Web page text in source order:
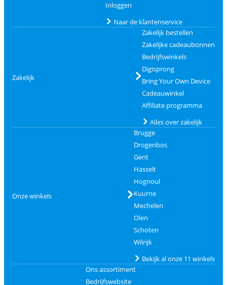
Inloggen
Naar de klantenservice
Zakelijk
Zakelijk bestellen
Zakelijke cadeaubonnen
Bedrijfswinkels
Digisprong
Bring Your Own Device
Cadeauwinkel
Affiliate programma
Alles over zakelijk
Onze winkels
Brugge
Drogenbos
Gent
Hasselt
Hognoul
Kuurne
Mechelen
Olen
Schoten
Wilrijk
Bekijk al onze 11 winkels
Ons assortiment
Bedrijfswebsite